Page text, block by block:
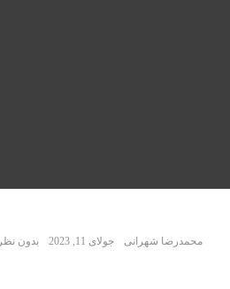
محمدرضا شهرانی جولای 11, 2023 بدون نظر